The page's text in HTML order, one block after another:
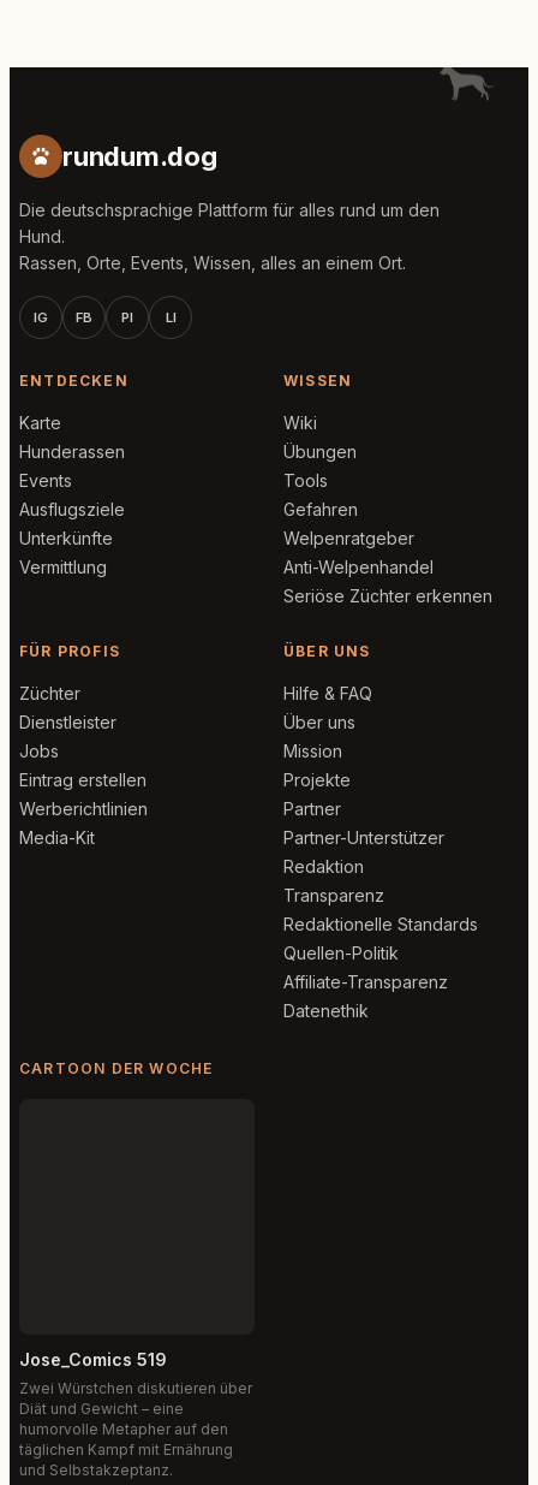
rundum.dog
Die deutschsprachige Plattform für alles rund um den
Hund.
Rassen, Orte, Events, Wissen, alles an einem Ort.
IG FB PI LI
ENTDECKEN
Karte
Hunderassen
Events
Ausflugsziele
Unterkünfte
Vermittlung
WISSEN
Wiki
Übungen
Tools
Gefahren
Welpenratgeber
Anti-Welpenhandel
Seriöse Züchter erkennen
FÜR PROFIS
Züchter
Dienstleister
Jobs
Eintrag erstellen
Werberichtlinien
Media-Kit
ÜBER UNS
Hilfe & FAQ
Über uns
Mission
Projekte
Partner
Partner-Unterstützer
Redaktion
Transparenz
Redaktionelle Standards
Quellen-Politik
Affiliate-Transparenz
Datenethik
CARTOON DER WOCHE
Jose_Comics 519
Zwei Würstchen diskutieren über
Diät und Gewicht – eine
humorvolle Metapher auf den
täglichen Kampf mit Ernährung
und Selbstakzeptanz.